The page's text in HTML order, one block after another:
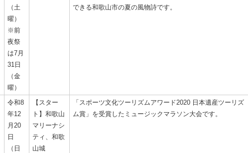
（土
曜）
※前
夜祭
は7月
31日
（金
曜）
できる和歌山市の夏の風物詩です。
令和8
年12
月20
日
（日
【スター
ト】和歌山
マリーナシ
ティ、和歌
山城
「スポーツ文化ツーリズムアワード2020 日本遺産ツーリズ
ム賞」を受賞したミュージックマラソン大会です。